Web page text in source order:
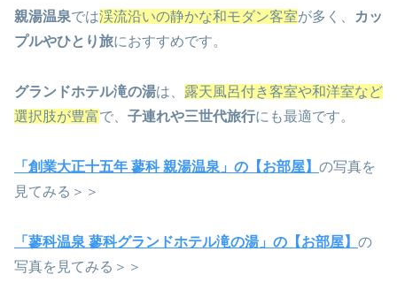
親湯温泉では渓流沿いの静かな和モダン客室が多く、
カッ
プルやひとり旅におすすめです。
グランドホテル滝の湯は、 露天風呂付き客室や和洋室など
選択肢が豊富で、 子連れや三世代旅行にも最適です。
「創業大正十五年 蓼科 親湯温泉」の【お部屋】 の写真を
見てみる＞＞
「蓼科温泉 蓼科グランドホテル滝の湯」の【お部屋】 の
写真を見てみる＞＞